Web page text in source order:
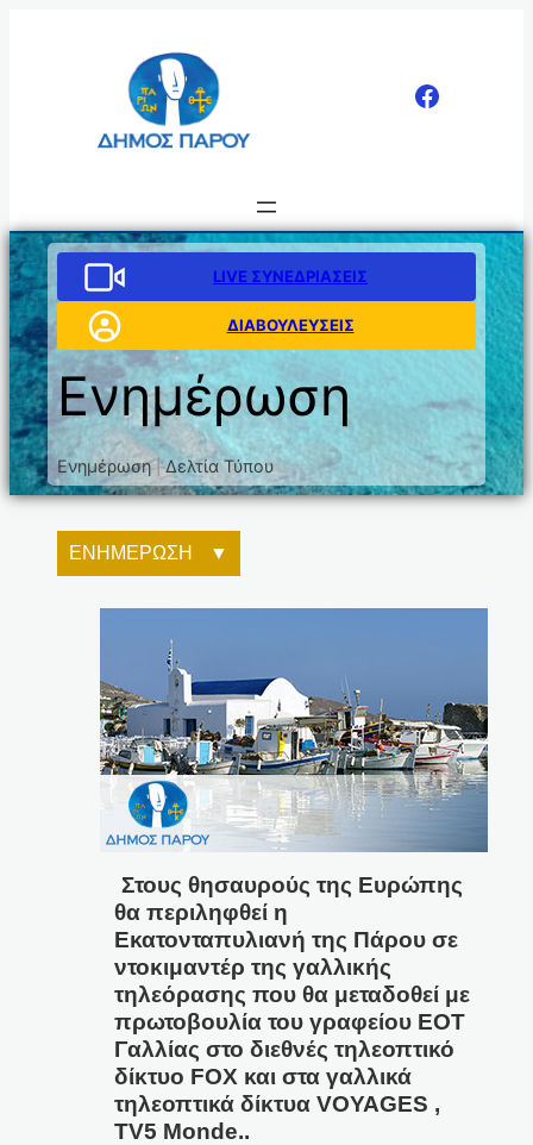
LIVE ΣΥΝΕΔΡΙΑΣΕΙΣ
ΔΙΑΒΟΥΛΕΥΣΕΙΣ
Ενημέρωση
Ενημέρωση|Δελτία Τύπου
ΕΝΗΜΕΡΩΣΗ
Στους θησαυρούς της Ευρώπης
θα περιληφθεί η
Εκατονταπυλιανή της Πάρου σε
ντοκιμαντέρ της γαλλικής
τηλεόρασης που θα μεταδοθεί με
πρωτοβουλία του γραφείου ΕΟΤ
Γαλλίας στο διεθνές τηλεοπτικό
δίκτυο FOX και στα γαλλικά
τηλεοπτικά δίκτυα VOYAGES ,
TV5 Monde..